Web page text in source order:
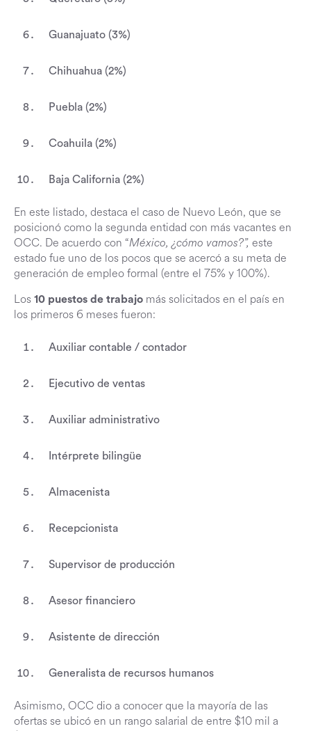
Guanajuato (3%)
Chihuahua (2%)
Puebla (2%)
Coahuila (2%)
Baja California (2%)
En este listado, destaca el caso de Nuevo León, que se
posicionó como la segunda entidad con más vacantes en
OCC. De acuerdo con “México, ¿cómo vamos?”, este
estado fue uno de los pocos que se acercó a su meta de
generación de empleo formal (entre el 75% y 100%).
Los 10 puestos de trabajo más solicitados en el país en
los primeros 6 meses fueron:
Auxiliar contable / contador
Ejecutivo de ventas
Auxiliar administrativo
Intérprete bilingüe
Almacenista
Recepcionista
Supervisor de producción
Asesor financiero
Asistente de dirección
Generalista de recursos humanos
Asimismo, OCC dio a conocer que la mayoría de las
ofertas se ubicó en un rango salarial de entre $10 mil a